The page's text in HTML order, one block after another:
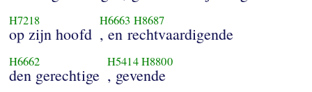
H7218
op zijn hoofd
H6663 H8687
, en rechtvaardigende
H6662
den gerechtige
H5414H8800
, gevende